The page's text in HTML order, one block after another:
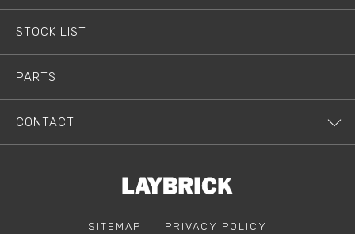
STOCK LIST
PARTS
CONTACT
SITEMAP PRIVACY POLICY